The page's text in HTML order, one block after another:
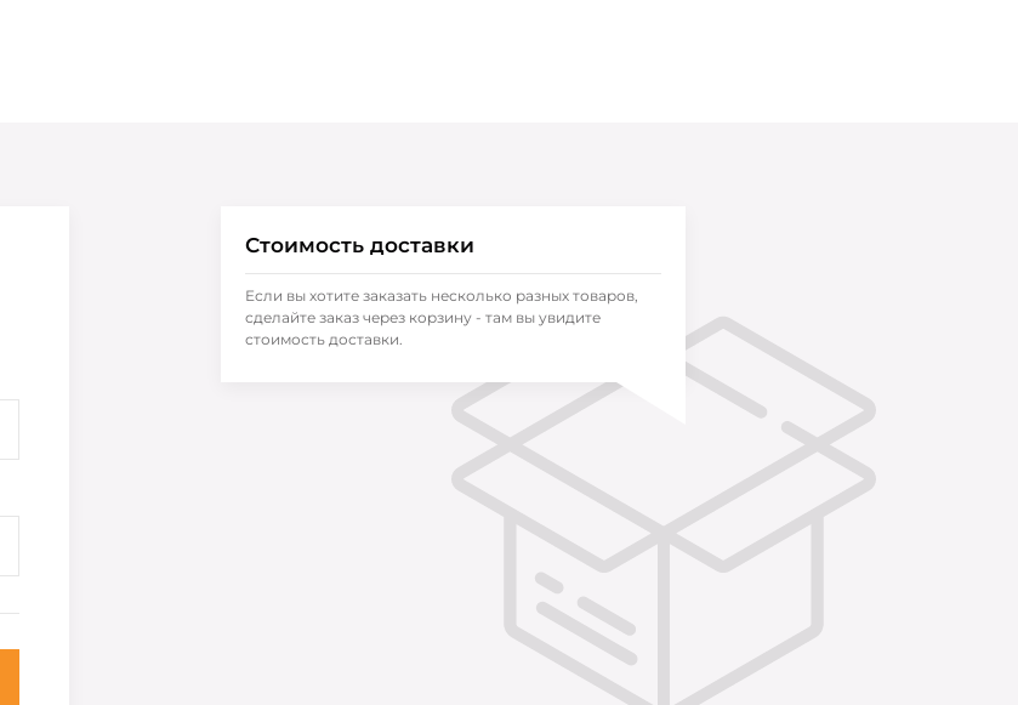
Стоимость доставки
Если вы хотите заказать несколько разных товаров,
сделайте заказ через корзину - там вы увидите
стоимость доставки.